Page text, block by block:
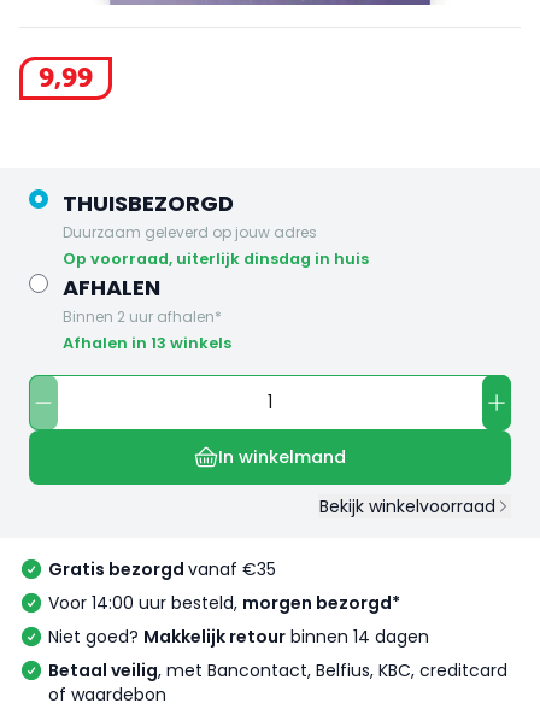
9,99
THUISBEZORGD
Duurzaam geleverd op jouw adres
op voorraad, uiterlijk dinsdag in huis
AFHALEN
Binnen 2 uur afhalen*
Afhalen in 13 winkels
In winkelmand
Bekijk winkelvoorraad
Gratis bezorgd vanaf €35
Voor 14:00 uur besteld, morgen bezorgd*
Niet goed? Makkelijk retour binnen 14 dagen
Betaal veilig, met Bancontact, Belfius, KBC, creditcard
of waardebon